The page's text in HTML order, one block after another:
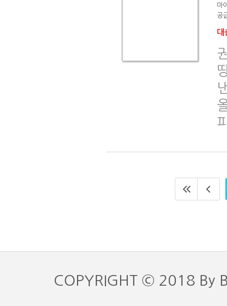
마
공
대
COPYRIGHT © 2018 By